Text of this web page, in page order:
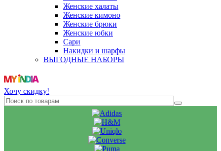
Женские халаты
Женские кимоно
Женские брюки
Женские юбки
Сари
Накидки и шарфы
ВЫГОДНЫЕ НАБОРЫ
Хочу скидку!